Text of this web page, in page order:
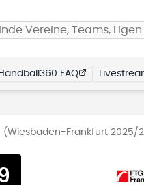
Vereine, Teams, Ligen
Handball360 FAQ
(Wiesbaden-Frankfurt 2025/